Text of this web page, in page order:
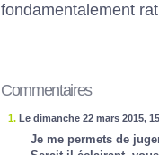
fondamentalement
Commentaires
1. Le dimanche 22 mars 2015,
Je me permets de